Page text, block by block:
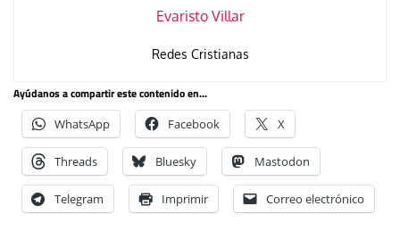
Evaristo Villar
Redes Cristianas
Ayúdanos a compartir este contenido en...
WhatsApp Facebook X
Threads Bluesky Mastodon
Telegram Imprimir Correo electrónico